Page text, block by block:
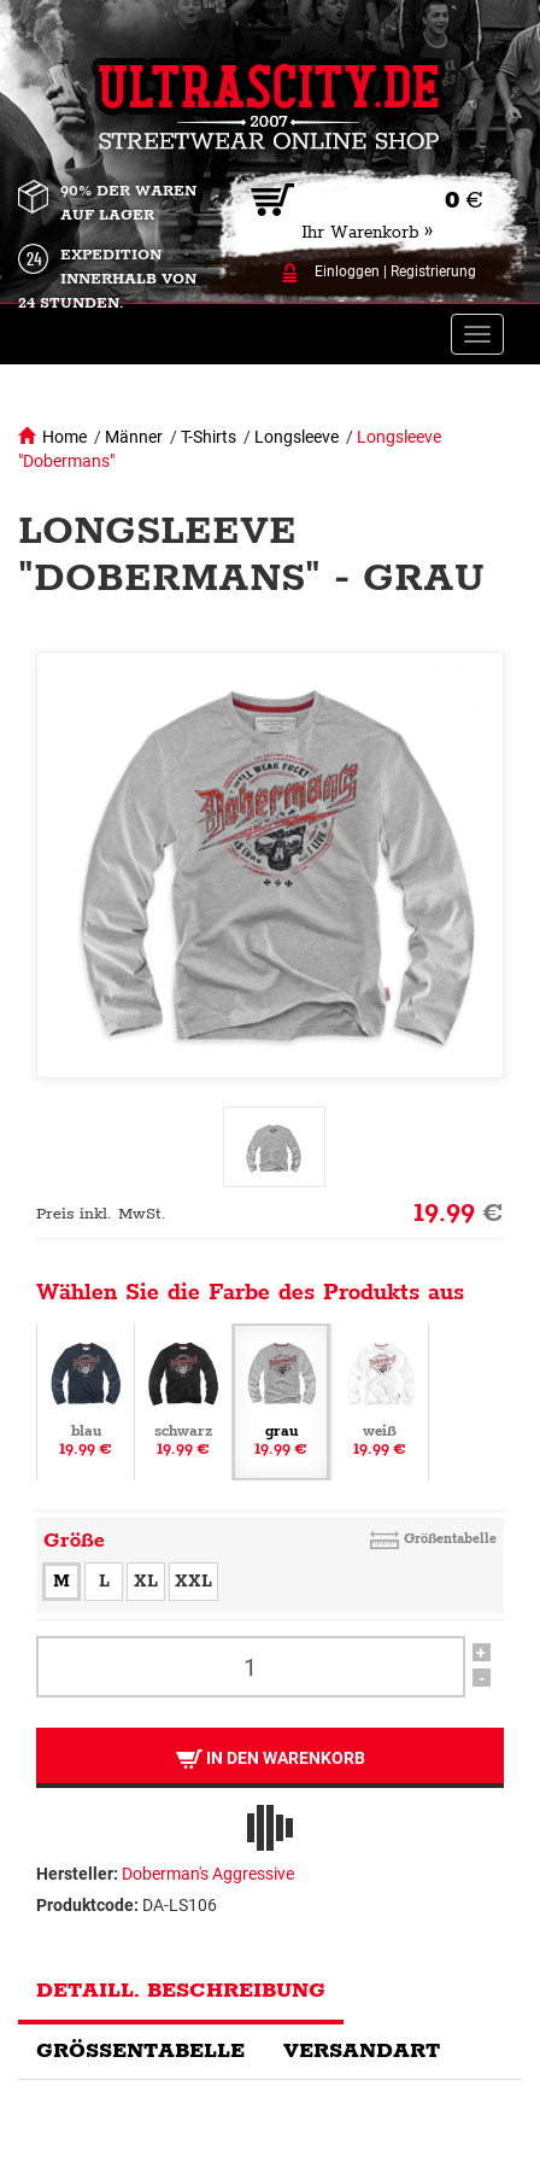
0 €
Ihr Warenkorb »
Einloggen Registrierung
90% DER WAREN
AUF LAGER
EXPEDITION
INNERHALB VON
24 STUNDEN.
Toggle
Home / Männer /T-Shirts / Longsleeve / Longsleeve
"Dobermans"
LONGSLEEVE
"DOBERMANS" - GRAU
Preis inkl. MwSt. 19.99€
Wählen Sie die Farbe des Produkts aus
blau
19.99 €
schwarz
19.99 €
grau
19.99 €
weiß
19.99 €
Größe Größentabelle
M L XL XXL
+
-
IN DEN WARENKORB
Hersteller: Doberman's Aggressive
Produktcode: DA-LS106
DETAILL. BESCHREIBUNG
GRÖSSENTABELLE VERSANDART